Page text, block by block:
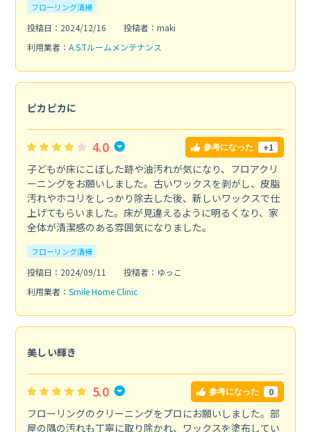
フローリング清掃
投稿日：2024/12/16
投稿者：maki
利用業者： A.S.Tルームメンテナンス
ピカピカに
4.0 参考になった +1
子どもが床にこぼした跡や油汚れが気になり、フロアクリ
ーニングをお願いしました。古いワックスを剥がし、皮脂
汚れやホコリをしっかり除去した後、新しいワックスで仕
上げてもらいました。床が見違えるように明るくなり、家
全体が清潔感のある雰囲気になりました。
フローリング清掃
投稿日：2024/09/11
投稿者：ゆっこ
利用業者： Smile Home Clinic
美しい輝き
5.0 参考になった 0
フローリングのクリーニングをプロにお願いしました。部
屋の隅の汚れも丁寧に取り除かれ、ワックスを塗布してい